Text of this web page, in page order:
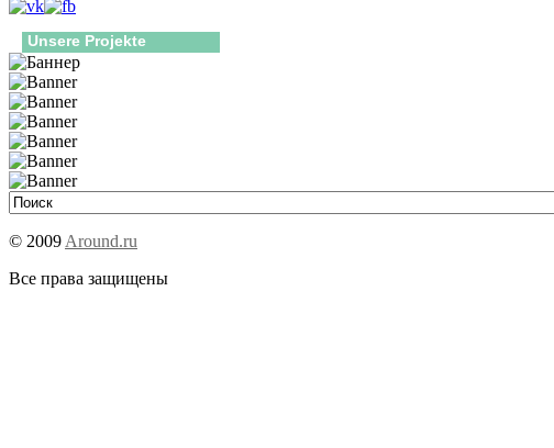
Unsere Projekte
© 2009 Around.ru
Все права защищены